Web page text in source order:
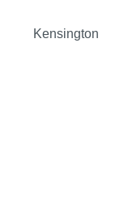
Kensington